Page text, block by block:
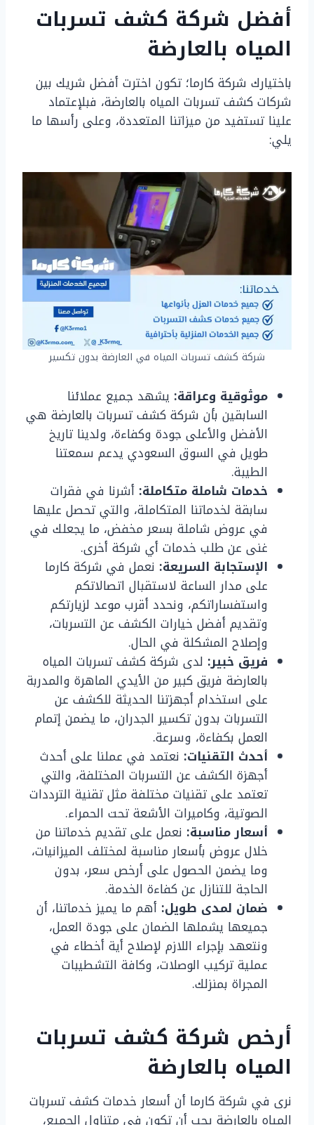
أفضل شركة كشف تسربات
المياه بالعارضة
باختيارك شركة كارما؛ تكون اخترت أفضل شريك بين
شركات كشف تسربات المياه بالعارضة، فبلإعتماد
علينا تستفيد من ميزاتنا المتعددة، وعلى رأسها ما
يلي:
شركة كشف تسربات المياه في العارضة بدون تكسير
موثوقية وعراقة: يشهد جميع عملائنا
السابقين بأن شركة كشف تسربات بالعارضة هي
الأفضل والأعلى جودة وكفاءة، ولدينا تاريخ
طويل في السوق السعودي يدعم سمعتنا
الطيبة.
خدمات شاملة متكاملة: أشرنا في فقرات
سابقة لخدماتنا المتكاملة، والتي تحصل عليها
في عروض شاملة بسعر مخفض، ما يجعلك في
غنى عن طلب خدمات أي شركة أخرى.
الإستجابة السريعة: نعمل في شركة كارما
على مدار الساعة لاستقبال اتصالاتكم
واستفساراتكم، ونحدد أقرب موعد لزيارتكم
وتقديم أفضل خيارات الكشف عن التسربات،
وإصلاح المشكلة في الحال.
فريق خبير: لدى شركة كشف تسربات المياه
بالعارضة فريق كبير من الأيدي الماهرة والمدربة
على استخدام أجهزتنا الحديثة للكشف عن
التسربات بدون تكسير الجدران، ما يضمن إتمام
العمل بكفاءة، وسرعة.
أحدث التقنيات: نعتمد في عملنا على أحدث
أجهزة الكشف عن التسربات المختلفة، والتي
تعتمد على تقنيات مختلفة مثل تقنية الترددات
الصوتية، وكاميرات الأشعة تحت الحمراء.
أسعار مناسبة: نعمل على تقديم خدماتنا من
خلال عروض بأسعار مناسبة لمختلف الميزانيات،
وما يضمن الحصول على أرخص سعر، بدون
الحاجة للتنازل عن كفاءة الخدمة.
ضمان لمدى طويل: أهم ما يميز خدماتنا، أن
جميعها يشملها الضمان على جودة العمل،
ونتعهد بإجراء اللازم لإصلاح أية أخطاء في
عملية تركيب الوصلات، وكافة التشطيبات
المجراة بمنزلك.
أرخص شركة كشف تسربات
المياه بالعارضة
نرى في شركة كارما أن أسعار خدمات كشف تسربات
المياه بالعارضة يجب أن تكون في متناول الجميع،